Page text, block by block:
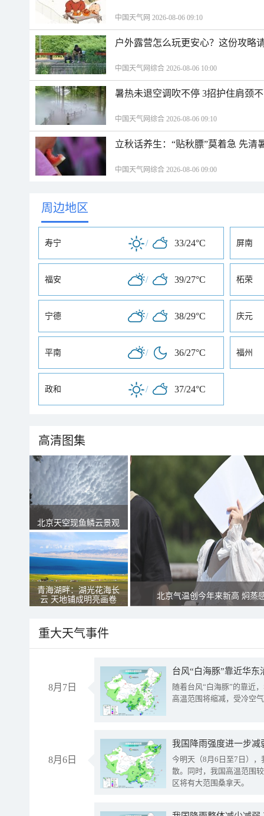
中国天气网 2026-08-06 09:10
户外露营怎么玩更安心？这份攻略
中国天气网综合 2026-08-06 10:00
暑热未退空调吹不停 3招护住肩颈
中国天气网综合 2026-08-06 09:10
立秋话养生：“贴秋膘”莫着急 先清
中国天气网综合 2026-08-06 09:00
周边地区
寿宁 / 33/24°C 屏南
福安 / 39/27°C 柘荣
宁德 / 38/29°C 庆元
平南 / 36/27°C 福州
政和 / 37/24°C
高清图集
北京天空现鱼鳞云景观
青海湖畔：湖光花海长
云 天地铺成明亮画卷
北京气温创今年来新高 焖蒸
重大天气事件
8月7日
台风“白海豚”靠近华
随着台风“白海豚”的靠近
高温范围将缩减，受冷空
8月6日
今明天（8月6日至7日）
散。同时，我国高温范围
区将有大范围桑拿天。